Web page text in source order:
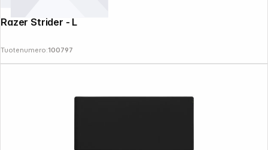
Razer Strider - L
Tuotenumero:100797